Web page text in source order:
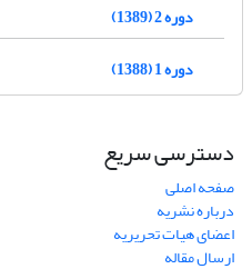
دوره 2 (1389)
دوره 1 (1388)
دسترسی سریع
صفحه اصلی
درباره نشریه
اعضای هیات تحریریه
ارسال مقاله